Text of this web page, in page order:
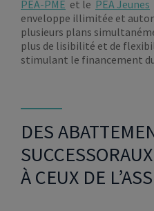
PEA-PME et le PEA Jeunes
enveloppe illimitée et
plusieurs plans
plus de lisibilité et de
stimulant le financement
DES
À CEUX DE